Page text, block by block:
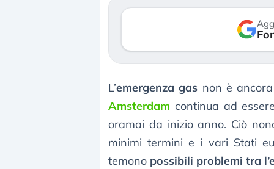
L’emergenza gas non è
Amsterdam continua ad
oramai da inizio anno. Ciò
minimi termini e i vari Stati
temono possibili problemi tra